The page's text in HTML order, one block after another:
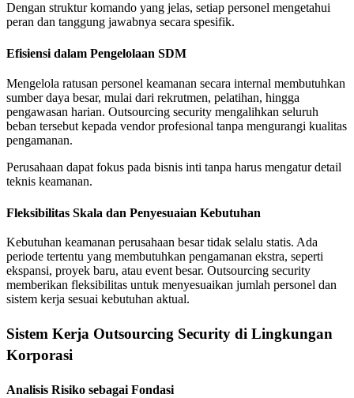
Dengan struktur komando yang jelas, setiap personel mengetahui
peran dan tanggung jawabnya secara spesifik.
Efisiensi dalam Pengelolaan SDM
Mengelola ratusan personel keamanan secara internal membutuhkan
sumber daya besar, mulai dari rekrutmen, pelatihan, hingga
pengawasan harian. Outsourcing security mengalihkan seluruh
beban tersebut kepada vendor profesional tanpa mengurangi kualitas
pengamanan.
Perusahaan dapat fokus pada bisnis inti tanpa harus mengatur detail
teknis keamanan.
Fleksibilitas Skala dan Penyesuaian Kebutuhan
Kebutuhan keamanan perusahaan besar tidak selalu statis. Ada
periode tertentu yang membutuhkan pengamanan ekstra, seperti
ekspansi, proyek baru, atau event besar. Outsourcing security
memberikan fleksibilitas untuk menyesuaikan jumlah personel dan
sistem kerja sesuai kebutuhan aktual.
Sistem Kerja Outsourcing Security di Lingkungan
Korporasi
Analisis Risiko sebagai Fondasi